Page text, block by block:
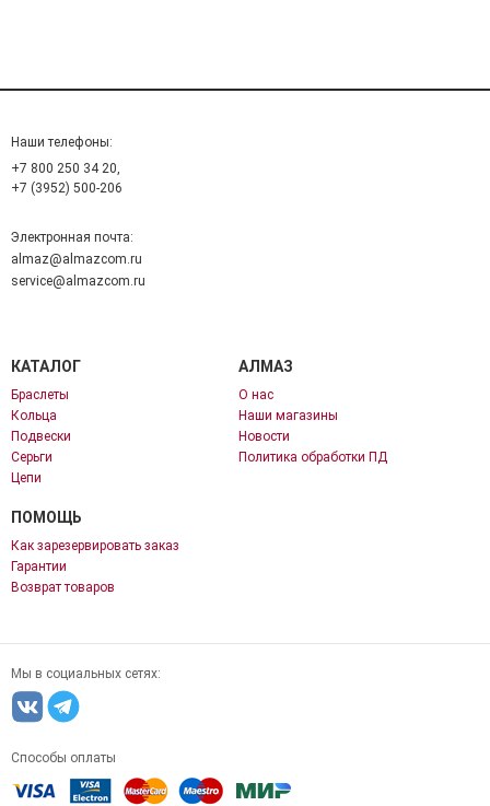
Наши телефоны:
+7 800 250 34 20,
+7 (3952) 500-206
Электронная почта:
almaz@almazcom.ru
service@almazcom.ru
КАТАЛОГ
Браслеты
Кольца
Подвески
Серьги
Цепи
АЛМАЗ
О нас
Наши магазины
Новости
Политика обработки ПД
ПОМОЩЬ
Как зарезервировать заказ
Гарантии
Возврат товаров
Мы в социальных сетях:
Способы оплаты